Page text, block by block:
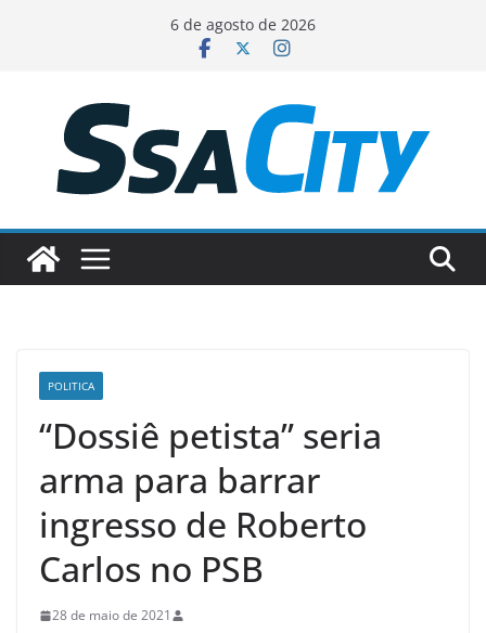
conteúdo
6 de agosto de 2026
POLITICA
“Dossiê petista” seria
arma para barrar
ingresso de Roberto
Carlos no PSB
28 de maio de 2021